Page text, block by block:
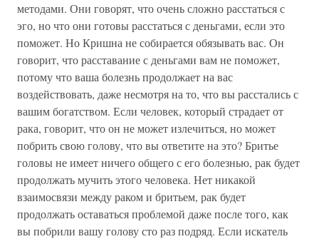
методами. Они говорят, что очень сложно расстаться с
эго, но что они готовы расстаться с деньгами, если это
поможет. Но Кришна не собирается обязывать вас. Он
говорит, что расставание с деньгами вам не поможет,
потому что ваша болезнь продолжает на вас
воздействовать, даже несмотря на то, что вы расстались с
вашим богатством. Если человек, который страдает от
рака, говорит, что он не может излечиться, но может
побрить свою голову, что вы ответите на это? Бритье
головы не имеет ничего общего с его болезнью, рак будет
продолжать мучить этого человека. Нет никакой
взаимосвязи между раком и бритьем, рак будет
продолжать оставаться проблемой даже после того, как
вы побрили вашу голову сто раз подряд. Если искатель